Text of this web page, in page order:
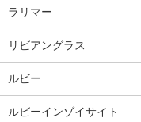
ラリマー
リビアングラス
ルビー
ルビーインゾイサイト